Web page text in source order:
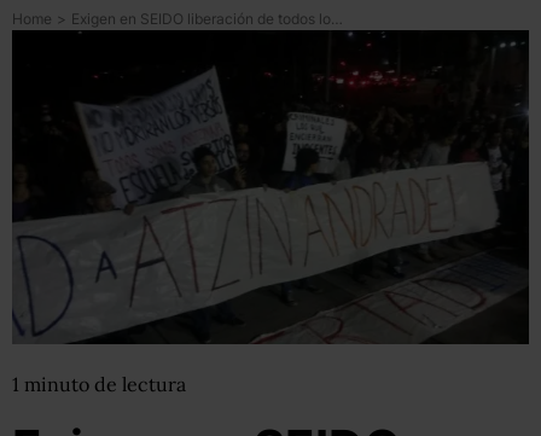
Home > Exigen en SEIDO liberación de todos los detenidos del #20NovMX
1 minuto de lectura